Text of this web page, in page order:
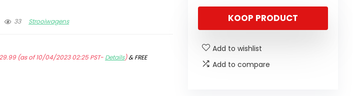
33 Strooiwagens
(as of 10/04/2023 02:25 PST- Details)&FREE
KOOP PRODUCT
Add to wishlist
Add to compare